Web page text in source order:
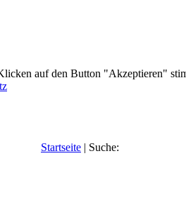
auf den Button "Akzeptieren"
Startseite | Suche: